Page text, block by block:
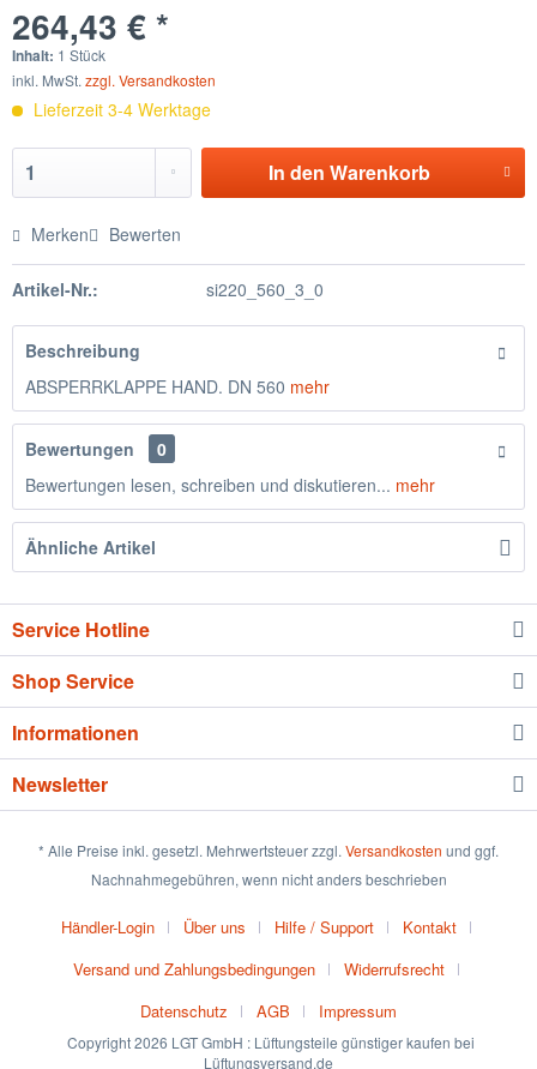
264,43 € *
Inhalt: 1 Stück
inkl. MwSt. zzgl. Versandkosten
Lieferzeit 3-4 Werktage
In den Warenkorb
Merken Bewerten
Artikel-Nr.: si220_560_3_0
Beschreibung
ABSPERRKLAPPE HAND. DN 560 mehr
Bewertungen
0
Bewertungen lesen, schreiben und diskutieren... mehr
Ähnliche Artikel
Service Hotline
Shop Service
Informationen
Newsletter
* Alle Preise inkl. gesetzl. Mehrwertsteuer zzgl. Versandkosten und ggf.
Nachnahmegebühren, wenn nicht anders beschrieben
Händler-Login Über uns Hilfe / Support
Kontakt
Versand und Zahlungsbedingungen
Widerrufsrecht
Datenschutz
AGB Impressum
Copyright 2026 LGT GmbH : Lüftungsteile günstiger kaufen bei
Lüftungsversand.de